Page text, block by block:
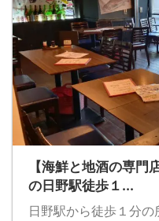
【海鮮と地酒の専門
の日野駅徒歩１...
日野駅から徒歩１分